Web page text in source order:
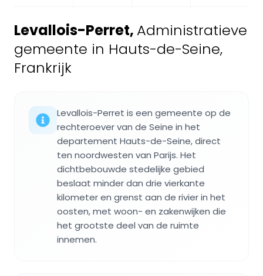
Levallois-Perret, Administratieve
gemeente in Hauts-de-Seine,
Frankrijk
Levallois-Perret is een gemeente op de
rechteroever van de Seine in het
departement Hauts-de-Seine, direct
ten noordwesten van Parijs. Het
dichtbebouwde stedelijke gebied
beslaat minder dan drie vierkante
kilometer en grenst aan de rivier in het
oosten, met woon- en zakenwijken die
het grootste deel van de ruimte
innemen.